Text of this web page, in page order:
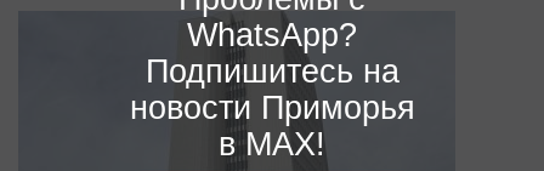
WhatsApp?
Подпишитесь на
новости Приморья
в MAX!